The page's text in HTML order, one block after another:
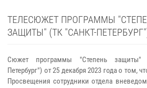
ТЕЛЕСЮЖЕТ ПРОГРАММЫ
ЗАЩИТЫ" (ТК "САНКТ-
Сюжет программы "Степень защиты"
Петербург") от 25 декабря 2023 года о том,
Просвещения сотрудники отдела